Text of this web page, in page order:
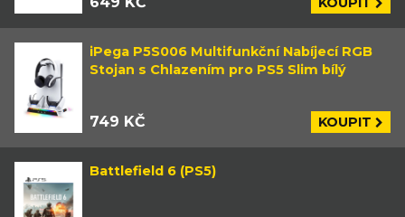
iPega P5S006 Multifunkční Nabíjecí RGB
Stojan s Chlazením pro PS5 Slim bílý
749 KČ KOUPIT
Battlefield 6 (PS5)